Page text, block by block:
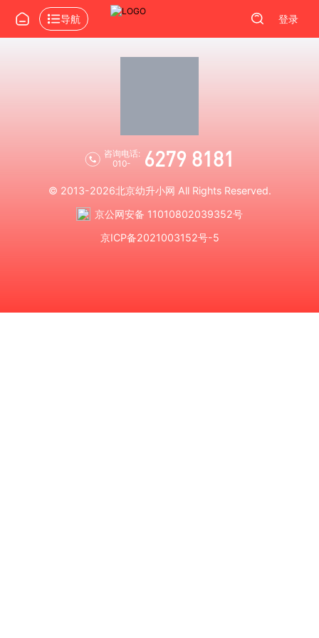
导航 登录
咨询电话:
010-
6279 8181
© 2013-2026北京幼升小网 All Rights Reserved.
京公网安备 11010802039352号
京ICP备2021003152号-5